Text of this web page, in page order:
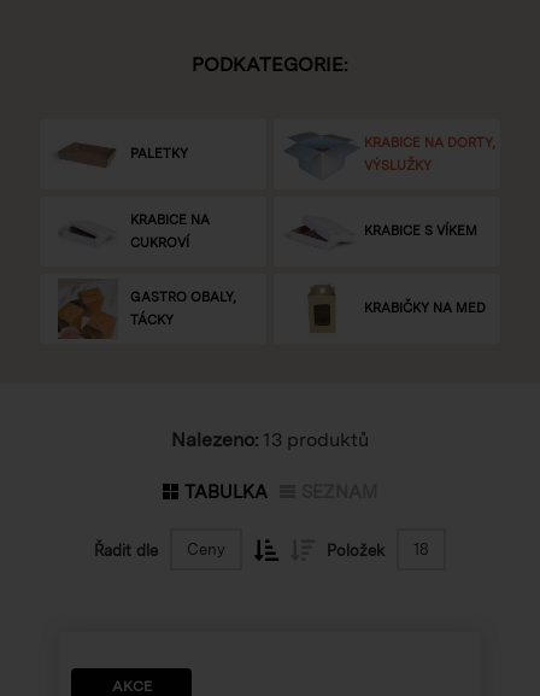
PODKATEGORIE:
PALETKY
KRABICE NA DORTY,
VÝSLUŽKY
KRABICE NA
CUKROVÍ
KRABICE S VÍKEM
GASTRO OBALY,
TÁCKY
KRABIČKY NA MED
Nalezeno: 13 produktů
TABULKA
Řadit dle Ceny Položek 18
AKCE